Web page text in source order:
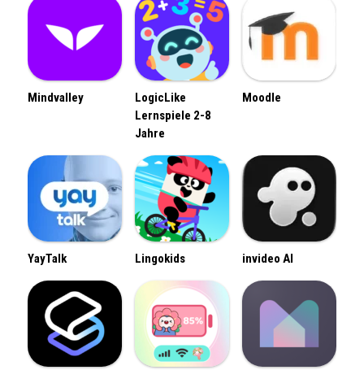
Mindvalley
LogicLike
Lernspiele 2-8
Jahre
Moodle
YayTalk Lingokids invideo AI